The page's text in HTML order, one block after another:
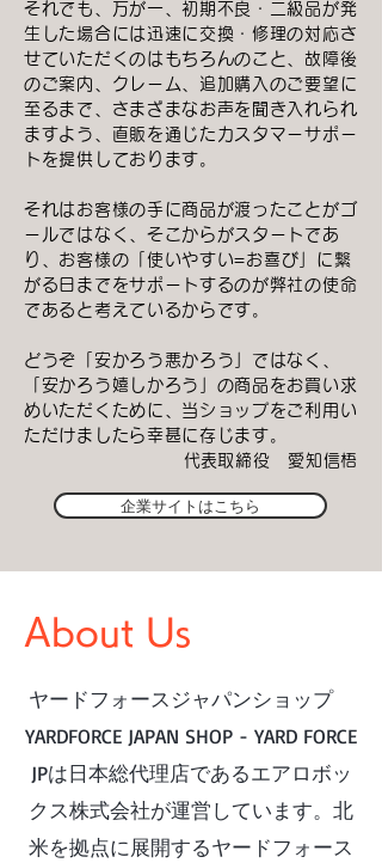
それでも、万が一、初期不良・二級品が発
生した場合には迅速に交換・修理の対応さ
せていただくのはもちろんのこと、故障後
のご案内、クレーム、追加購入のご要望に
至るまで、さまざまなお声を聞き入れられ
ますよう、直販を通じたカスタマーサポー
トを提供しております。
それはお客様の手に商品が渡ったことがゴ
ールではなく、そこからがスタートであ
り、お客様の「使いやすい=お喜び」に繋
がる日までをサポートするのが弊社の使命
であると考えているからです。
どうぞ「安かろう悪かろう」ではなく、
「安かろう嬉しかろう」の商品をお買い求
めいただくために、当ショップをご利用い
ただけましたら幸甚に存じます。
​代表取締役 愛知信梧
企業サイトはこちら
About Us
ヤードフォースジャパンショップ
YARDFORCE JAPAN SHOP - YARD FORCE
JPは日本総代理店であるエアロボッ
クス株式会社が運営しています。北
米を拠点に展開するヤードフォース